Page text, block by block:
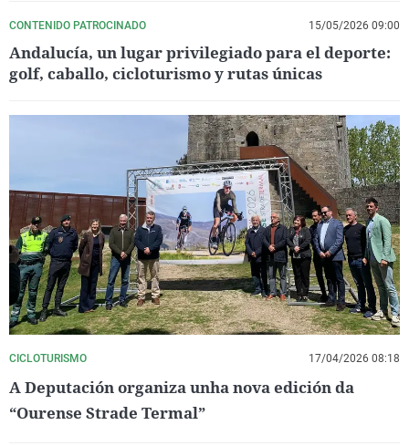
CONTENIDO PATROCINADO 15/05/2026 09:00
Andalucía, un lugar privilegiado para el deporte:
golf, caballo, cicloturismo y rutas únicas
CICLOTURISMO 17/04/2026 08:18
A Deputación organiza unha nova edición da
“Ourense Strade Termal”